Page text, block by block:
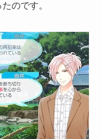
のです。